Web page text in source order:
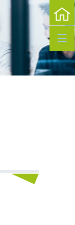
DU
LIEU
ET